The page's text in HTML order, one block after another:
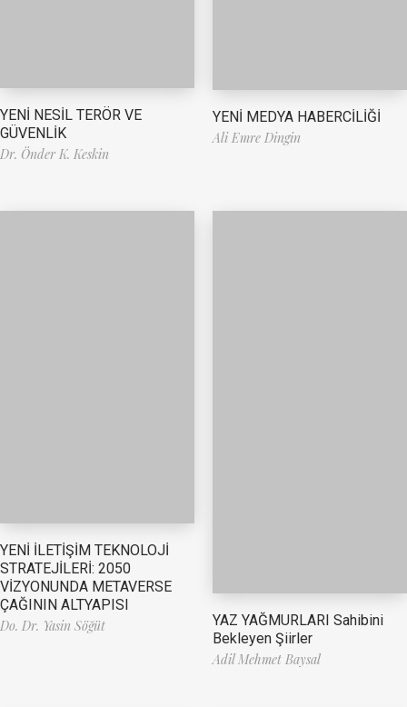
YENİ NESİL TERÖR VE
GÜVENLİK
Dr. Önder K. Keskin
YENİ MEDYA HABERCİLİĞİ
Ali Emre Dingin
YENİ İLETİŞİM TEKNOLOJİ
STRATEJİLERİ: 2050
VİZYONUNDA METAVERSE
ÇAĞININ ALTYAPISI
Do. Dr. Yasin Söğüt
YAZ YAĞMURLARI Sahibini
Bekleyen Şiirler
Adil Mehmet Baysal